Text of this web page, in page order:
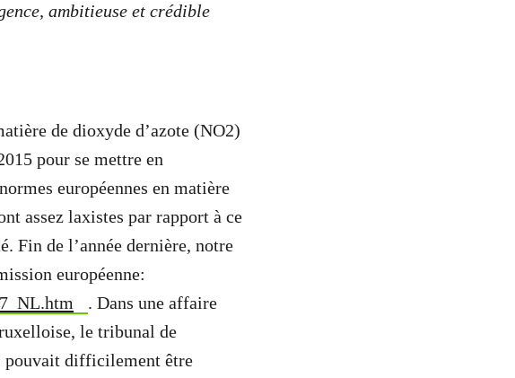
ambitieuse et crédible
de dioxyde d’azote (NO2)
pour se mettre en
européennes en matière
assez laxistes par rapport à ce
Fin de l’année dernière, notre
européenne:
. Dans une affaire
le tribunal de
pouvait difficilement être